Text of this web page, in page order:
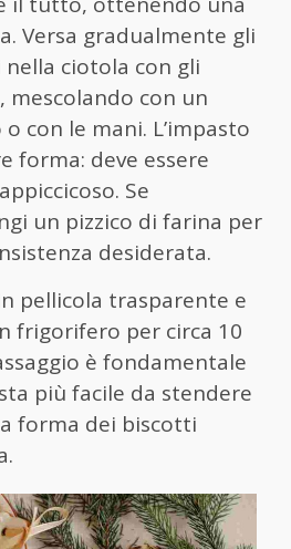
Versa gradualmente gli
ciotola con gli
mescolando con un
con le mani. L’impasto
forma: deve essere
Se
un pizzico di farina per
desiderata.
pellicola trasparente e
frigorifero per circa 10
è fondamentale
più facile da stendere
forma dei biscotti